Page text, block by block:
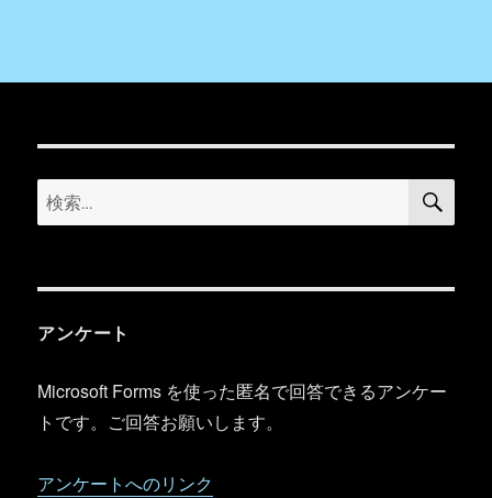
検
索:
検
アンケート
Microsoft Forms を使った匿名で回答できるアンケー
トです。ご回答お願いします。
アンケートへのリンク